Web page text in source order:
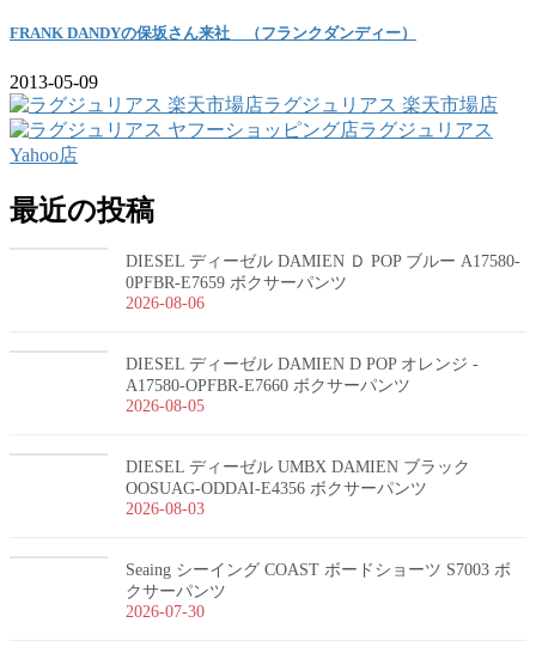
FRANK DANDYの保坂さん来社 （フランクダンディー）
2013-05-09
ラグジュリアス 楽天市場店
ラグジュリアス
Yahoo店
最近の投稿
DIESEL ディーゼル DAMIEN Ｄ POP ブルー A17580-
0PFBR-E7659 ボクサーパンツ
2026-08-06
DIESEL ディーゼル DAMIEN D POP オレンジ -
A17580-OPFBR-E7660 ボクサーパンツ
2026-08-05
DIESEL ディーゼル UMBX DAMIEN ブラック
OOSUAG-ODDAI-E4356 ボクサーパンツ
2026-08-03
Seaing シーイング COAST ボードショーツ S7003 ボ
クサーパンツ
2026-07-30